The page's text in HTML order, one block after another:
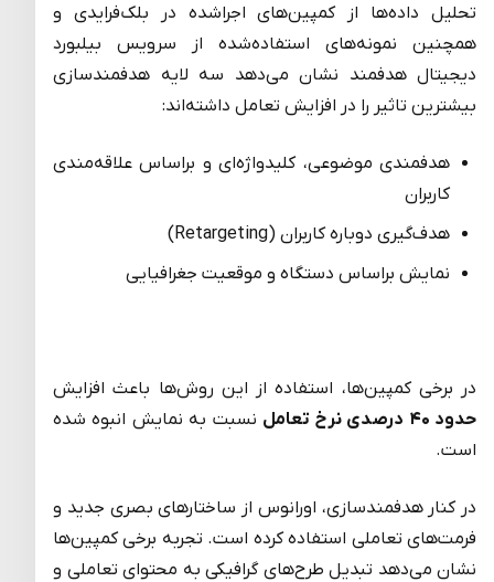
تحلیل داده‌ها از کمپین‌های اجراشده در بلک‌فرایدی و
همچنین نمونه‌های استفاده‌شده از سرویس بیلبورد
دیجیتال هدفمند نشان می‌دهد سه لایه هدفمندسازی
بیشترین تاثیر را در افزایش تعامل داشته‌اند:
هدفمندی موضوعی، کلیدواژه‌ای و براساس علاقه‌مندی
کاربران
هدف‌گیری دوباره کاربران (Retargeting)
نمایش براساس دستگاه و موقعیت جغرافیایی
در برخی کمپین‌ها، استفاده از این روش‌ها باعث افزایش
حدود ۴۰ درصدی نرخ تعامل
نسبت به نمایش انبوه شده
است.
در کنار هدفمندسازی، اورانوس از ساختارهای بصری جدید و
فرمت‌های تعاملی استفاده کرده است. تجربه برخی کمپین‌ها
نشان می‌دهد تبدیل طرح‌های گرافیکی به محتوای تعاملی و